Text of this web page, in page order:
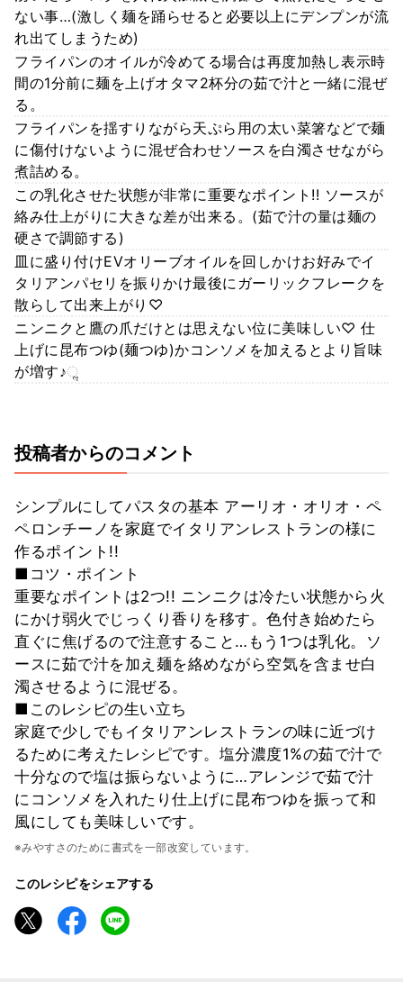
ない事…(激しく麺を踊らせると必要以上にデンプンが流
れ出てしまうため)
フライパンのオイルが冷めてる場合は再度加熱し表示時
間の1分前に麺を上げオタマ2杯分の茹で汁と一緒に混ぜ
る。
フライパンを揺すりながら天ぷら用の太い菜箸などで麺
に傷付けないように混ぜ合わせソースを白濁させながら
煮詰める。
この乳化させた状態が非常に重要なポイント!! ソースが
絡み仕上がりに大きな差が出来る。(茹で汁の量は麺の
硬さで調節する)
皿に盛り付けEVオリーブオイルを回しかけお好みでイ
タリアンパセリを振りかけ最後にガーリックフレークを
散らして出来上がり♡
ニンニクと鷹の爪だけとは思えない位に美味しい♡ 仕
上げに昆布つゆ(麺つゆ)かコンソメを加えるとより旨味
が増す♪ૢ
投稿者からのコメント
シンプルにしてパスタの基本 アーリオ・オリオ・ペ
ペロンチーノを家庭でイタリアンレストランの様に
作るポイント!!
■コツ・ポイント
重要なポイントは2つ!! ニンニクは冷たい状態から火
にかけ弱火でじっくり香りを移す。色付き始めたら
直ぐに焦げるので注意すること…もう1つは乳化。ソ
ースに茹で汁を加え麺を絡めながら空気を含ませ白
濁させるように混ぜる。
■このレシピの生い立ち
家庭で少しでもイタリアンレストランの味に近づけ
るために考えたレシピです。塩分濃度1%の茹で汁で
十分なので塩は振らないように…アレンジで茹で汁
にコンソメを入れたり仕上げに昆布つゆを振って和
風にしても美味しいです。
※みやすさのために書式を一部改変しています。
このレシピをシェアする